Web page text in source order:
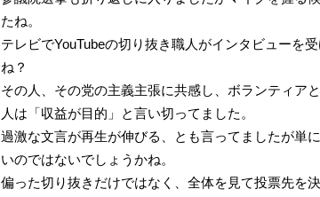
たね。
テレビでYouTubeの切り抜き職人がインタビューを
ね？
その人、その党の主義主張に共感し、ボランティア
人は「収益が目的」と言い切ってました。
過激な文言が再生が伸びる、とも言ってましたが単
いのではないでしょうかね。
偏った切り抜きだけではなく、全体を見て投票先を決